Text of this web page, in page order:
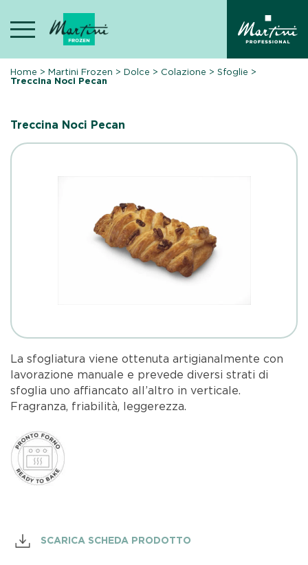
content
Home >Martini Frozen >Dolce > Colazione >Sfoglie >
Treccina Noci Pecan
Treccina Noci Pecan
La sfogliatura viene ottenuta artigianalmente con
lavorazione manuale e prevede diversi strati di
sfoglia uno affiancato all’altro in verticale.
Fragranza, friabilità, leggerezza.
SCARICA SCHEDA PRODOTTO